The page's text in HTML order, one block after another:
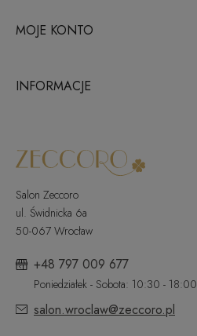
MOJE KONTO
INFORMACJE
Salon Zeccoro
ul. Świdnicka 6a
50-067 Wrocław
+48 797 009 677
Poniedziałek - Sobota: 10:30 - 18:00
salon.wroclaw@zeccoro.pl